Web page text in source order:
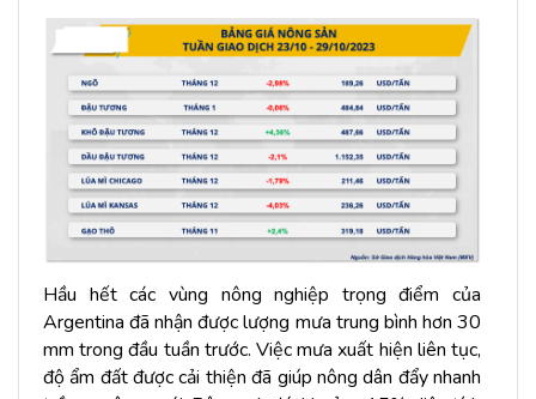
Hầu hết các vùng nông nghiệp trọng điểm của
Argentina đã nhận được lượng mưa trung bình hơn 30
mm trong đầu tuần trước. Việc mưa xuất hiện liên tục,
độ ẩm đất được cải thiện đã giúp nông dân đẩy nhanh